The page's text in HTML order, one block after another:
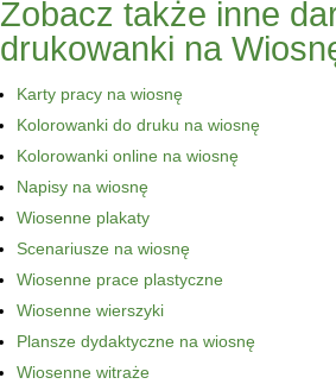
Zobacz także inne
drukowanki na
Karty pracy na wiosnę
Kolorowanki do druku na wiosnę
Kolorowanki online na wiosnę
Napisy na wiosnę
Wiosenne plakaty
Scenariusze na wiosnę
Wiosenne prace plastyczne
Wiosenne wierszyki
Plansze dydaktyczne na wiosnę
Wiosenne witraże